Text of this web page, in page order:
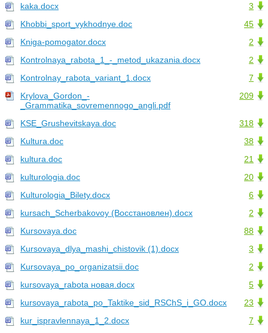
3
kaka.docx
45
Khobbi_sport_vykhodnye.doc
2
Kniga-pomogator.docx
2
Kontrolnaya_rabota_1_-_metod_ukazania.docx
7
Kontrolnay_rabota_variant_1.docx
209
Krylova_Gordon_-
_Grammatika_sovremennogo_angli.pdf
318
KSE_Grushevitskaya.doc
38
Kultura.doc
21
kultura.doc
20
kulturologia.doc
6
Kulturologia_Bilety.docx
2
kursach_Scherbakovoy (Восстановлен).docx
88
Kursovaya.doc
3
Kursovaya_dlya_mashi_chistovik (1).docx
2
Kursovaya_po_organizatsii.doc
5
kursovaya_rabota новая.docx
23
kursovaya_rabota_po_Taktike_sid_RSChS_i_GO.docx
7
kur_ispravlennaya_1_2.docx